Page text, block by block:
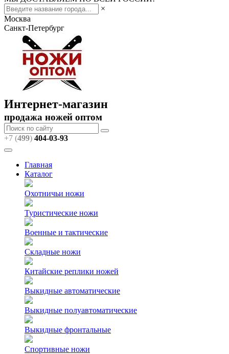
×
Москва
Санкт-Петербург
Интернет-магазин
продажа ножей оптом
+7 (499) 404-03-93
Главная
Каталог
Охотничьи ножи
Туристические ножи
Военные и тактические
Складные ножи
Китайские реплики ножей
Выкидные автоматические
Выкидные полуавтоматические
Выкидные фронтальные
Спортивные ножи